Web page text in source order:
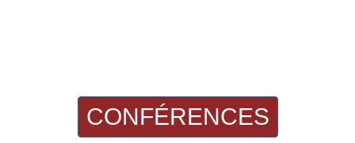
CONFÉRENCES